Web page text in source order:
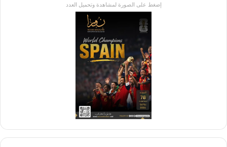
إضغط على الصورة لمشاهدة وتحميل العدد